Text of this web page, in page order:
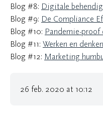
Blog #8: Digitale
Blog #9: De Compliance
Blog #10: Pandemie-proof
Blog #11: Werken en
Blog #12: Marketing
26 feb. 2020 at 10:12